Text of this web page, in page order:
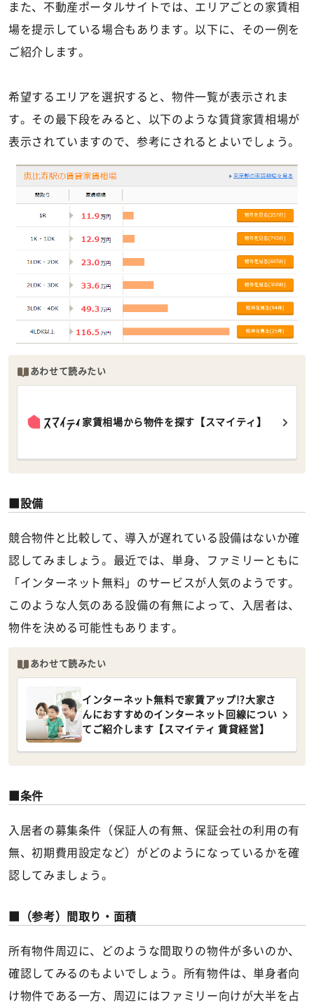
また、不動産ポータルサイトでは、エリアごとの家賃相
場を提示している場合もあります。以下に、その一例を
ご紹介します。
希望するエリアを選択すると、物件一覧が表示されま
す。その最下段をみると、以下のような賃貸家賃相場が
表示されていますので、参考にされるとよいでしょう。
あわせて読みたい
家賃相場から物件を探す【スマイティ】
設備
競合物件と比較して、導入が遅れている設備はないか確
認してみましょう。最近では、単身、ファミリーともに
「インターネット無料」のサービスが人気のようです。
このような人気のある設備の有無によって、入居者は、
物件を決める可能性もあります。
あわせて読みたい
インターネット無料で家賃アップ!?大家さ
んにおすすめのインターネット回線につい
てご紹介します【スマイティ 賃貸経営】
条件
入居者の募集条件（保証人の有無、保証会社の利用の有
無、初期費用設定など）がどのようになっているかを確
認してみましょう。
（参考）間取り・面積
所有物件周辺に、どのような間取りの物件が多いのか、
確認してみるのもよいでしょう。所有物件は、単身者向
け物件である一方、周辺にはファミリー向けが大半を占